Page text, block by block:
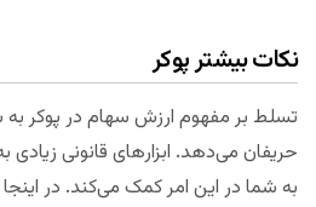
نکات بیشتر پوکر
تسلط بر مفهوم ارزش سهام در پوکر
حریفان می‌دهد. ابزارهای قانونی زیادی
به شما در این امر کمک می‌کند. در